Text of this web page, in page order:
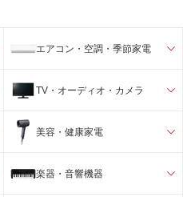
エアコン・空調・季節家電
TV・オーディオ・カメラ
美容・健康家電
楽器・音響機器